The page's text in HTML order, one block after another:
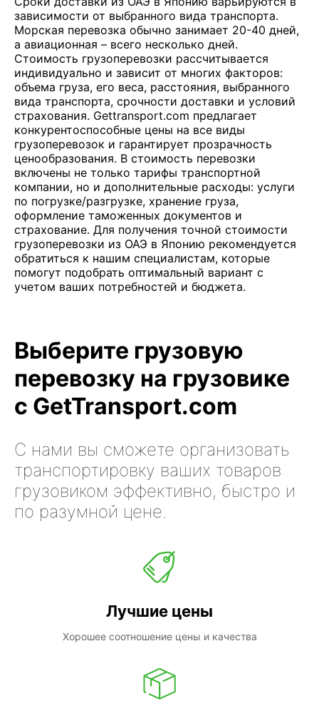
зависимости от выбранного вида транспорта.
Морская перевозка обычно занимает 20-40 дней,
а авиационная – всего несколько дней.
Стоимость грузоперевозки рассчитывается
индивидуально и зависит от многих факторов:
объема груза, его веса, расстояния, выбранного
вида транспорта, срочности доставки и условий
страхования. Gettransport.com предлагает
конкурентоспособные цены на все виды
грузоперевозок и гарантирует прозрачность
ценообразования. В стоимость перевозки
включены не только тарифы транспортной
компании, но и дополнительные расходы: услуги
по погрузке/разгрузке, хранение груза,
оформление таможенных документов и
страхование. Для получения точной стоимости
грузоперевозки из ОАЭ в Японию рекомендуется
обратиться к нашим специалистам, которые
помогут подобрать оптимальный вариант с
учетом ваших потребностей и бюджета.
Выберите грузовую
перевозку на грузовике
с GetTransport.com
С нами вы сможете организовать
транспортировку ваших товаров
грузовиком эффективно, быстро и
по разумной цене.
Лучшие цены
Хорошее соотношение цены и качества